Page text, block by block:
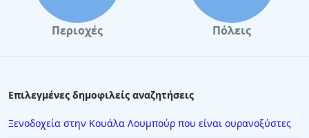
Περιοχές Πόλεις
Επιλεγμένες δημοφιλείς αναζητήσεις
Ξενοδοχεία στην Κουάλα Λουμπούρ που είναι ουρανοξύστες